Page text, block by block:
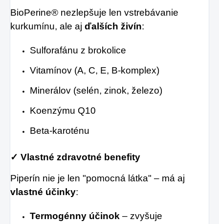
BioPerine® nezlepšuje len vstrebávanie
kurkumínu, ale aj ďalších živín:
Sulforafánu z brokolice
Vitamínov (A, C, E, B-komplex)
Minerálov (selén, zinok, železo)
Koenzýmu Q10
Beta-karoténu
✓ Vlastné zdravotné benefity
Piperín nie je len "pomocná látka" – má aj
vlastné účinky:
Termogénny účinok – zvyšuje